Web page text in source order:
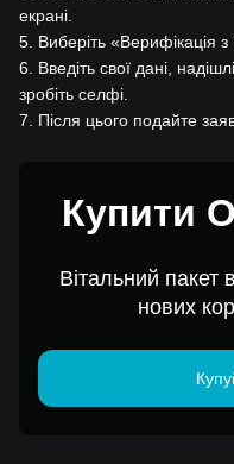
екрані.
5 Виберіть «Верифікація
6
Введіть свої дані,
зробіть селфі.
7
Після цього подайте
Купити
Вітальний пакет
нових